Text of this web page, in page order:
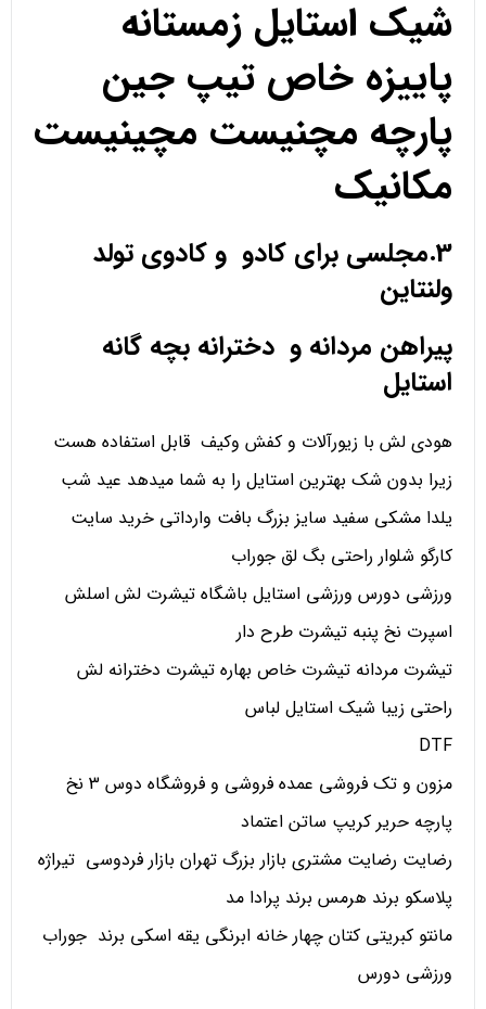
شیک استایل زمستانه
پاییزه خاص تیپ جین
پارچه مچنیست مچینیست
مکانیک
3.مجلسی برای کادو و کادوی تولد
ولنتاین
پیراهن مردانه و دخترانه بچه گانه
استایل
هودی لش با زیورآلات و کفش وکیف قابل استفاده هست
زیرا بدون شک بهترین استایل را به شما میدهد عید شب
یلدا مشکی سفید سایز بزرگ بافت وارداتی خرید سایت
کارگو شلوار راحتی بگ لق جوراب
ورزشی دورس ورزشی استایل باشگاه تیشرت لش اسلش
اسپرت نخ پنبه تیشرت طرح دار
تیشرت مردانه تیشرت خاص بهاره تیشرت دخترانه لش
راحتی زیبا شیک استایل لباس
DTF
مزون و تک فروشی عمده فروشی و فروشگاه دوس 3 نخ
پارچه حریر کریپ ساتن اعتماد
رضایت رضایت مشتری بازار بزرگ تهران بازار فردوسی تیراژه
پلاسکو برند هرمس برند پرادا مد
مانتو کبریتی کتان چهار خانه ابرنگی یقه اسکی برند جوراب
ورزشی دورس